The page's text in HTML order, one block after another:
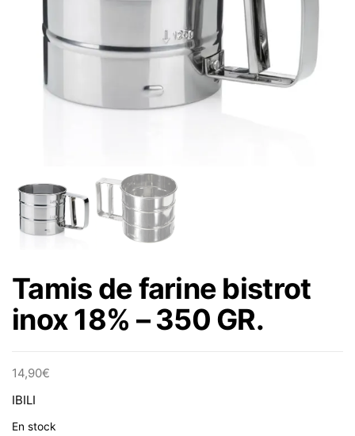
Tamis de farine bistrot
inox 18% – 350 GR.
14,90€
IBILI
En stock